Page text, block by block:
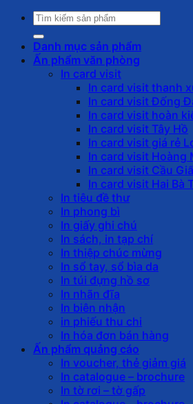
Tìm
kiếm:
Danh mục sản phẩm
Ấn phẩm văn phòng
In card visit
In card visit thanh
In card visit Đống
In card visit hoàn
In card visit Tây Hồ
In card visit giá rẻ
In card visit Hoàng
In card visit Cầu
In card visit Hai Bà
In tiêu đề thư
In phong bì
In giấy ghi chú
In sách, in tạp chí
In thiệp chúc mừng
In sổ tay, sổ bìa da
In túi đựng hồ sơ
In nhãn đĩa
In biên nhận
in phiếu thu chi
In hóa đơn bán hàng
Ấn phẩm quảng cáo
In voucher, thẻ giảm giá
In catalogue – brochure
In tờ rơi – tờ gấp